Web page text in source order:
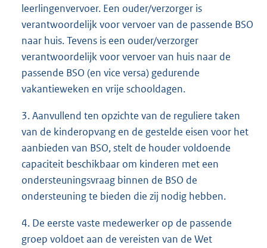
leerlingenvervoer. Een ouder/verzorger is
verantwoordelijk voor vervoer van de passende BSO
naar huis. Tevens is een ouder/verzorger
verantwoordelijk voor vervoer van huis naar de
passende BSO (en vice versa) gedurende
vakantieweken en vrije schooldagen.
3. Aanvullend ten opzichte van de reguliere taken
van de kinderopvang en de gestelde eisen voor het
aanbieden van BSO, stelt de houder voldoende
capaciteit beschikbaar om kinderen met een
ondersteuningsvraag binnen de BSO de
ondersteuning te bieden die zij nodig hebben.
4. De eerste vaste medewerker op de passende
groep voldoet aan de vereisten van de Wet